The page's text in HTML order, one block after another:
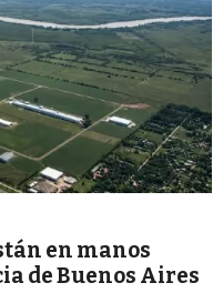
en manos
de Buenos Aires